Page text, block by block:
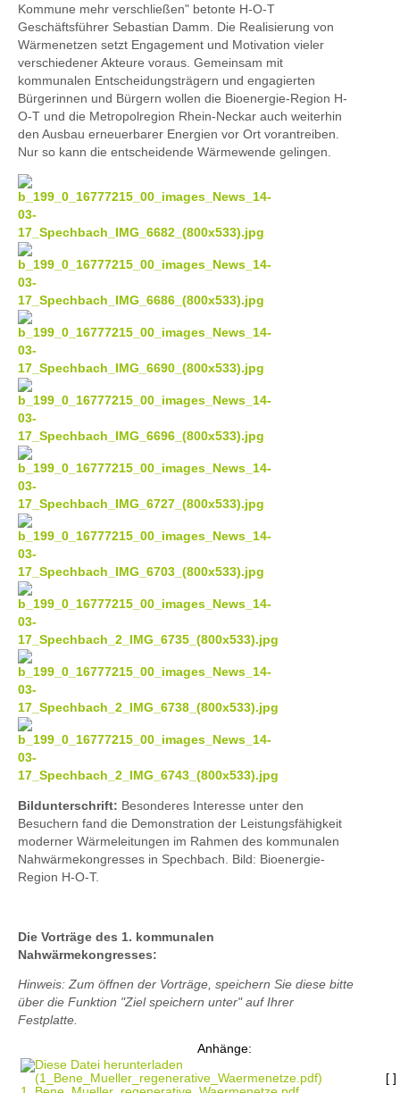
Kommune mehr verschließen" betonte H-O-T
Geschäftsführer Sebastian Damm. Die Realisierung von
Wärmenetzen setzt Engagement und Motivation vieler
verschiedener Akteure voraus. Gemeinsam mit
kommunalen Entscheidungsträgern und engagierten
Bürgerinnen und Bürgern wollen die Bioenergie-Region H-
O-T und die Metropolregion Rhein-Neckar auch weiterhin
den Ausbau erneuerbarer Energien vor Ort vorantreiben.
Nur so kann die entscheidende Wärmewende gelingen.
Bildunterschrift: Besonderes Interesse unter den
Besuchern fand die Demonstration der Leistungsfähigkeit
moderner Wärmeleitungen im Rahmen des kommunalen
Nahwärmekongresses in Spechbach. Bild: Bioenergie-
Region H-O-T.
Die Vorträge des 1. kommunalen
Nahwärmekongresses:
Hinweis: Zum öffnen der Vorträge, speichern Sie diese bitte
über die Funktion "Ziel speichern unter" auf Ihrer
Festplatte.
Anhänge:
[ ]